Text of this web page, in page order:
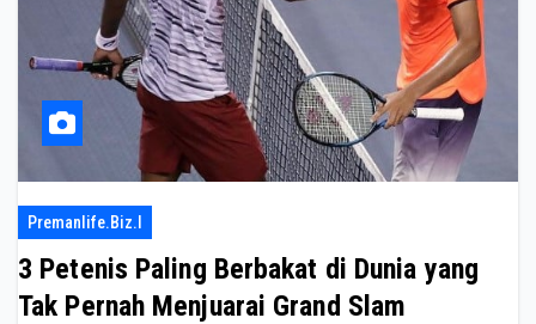
Premanlife.biz.i
3 Petenis Paling Berbakat di Dunia yang
Tak Pernah Menjuarai Grand Slam